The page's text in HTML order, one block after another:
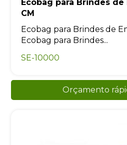
Ecobag para Brindes de
CM
Ecobag para Brindes de
Ecobag para Brindes...
SE-10000
Orçamento